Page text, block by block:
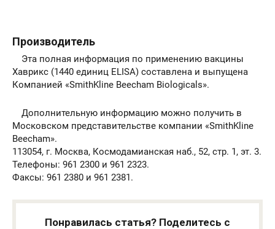
Производитель
Эта полная информация по применению вакцины
Хаврикс (1440 единиц ELISA) составлена и выпущена
Компанией «SmithKline Beecham Biologicals».
Дополнительную информацию можно получить в
Московском представительстве компании «SmithKline
Веесham».
113054, г. Москва, Космодамианская наб., 52, стр. 1, эт. 3.
Телефоны: 961 2300 и 961 2323.
Факсы: 961 2380 и 961 2381.
Понравилась статья? Поделитесь с